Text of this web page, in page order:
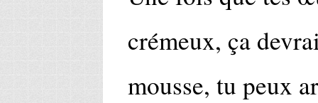
crémeux, ça
mousse, tu peux